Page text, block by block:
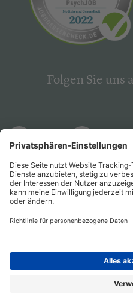
Folgen Sie uns
PsychJOB PsychJOB